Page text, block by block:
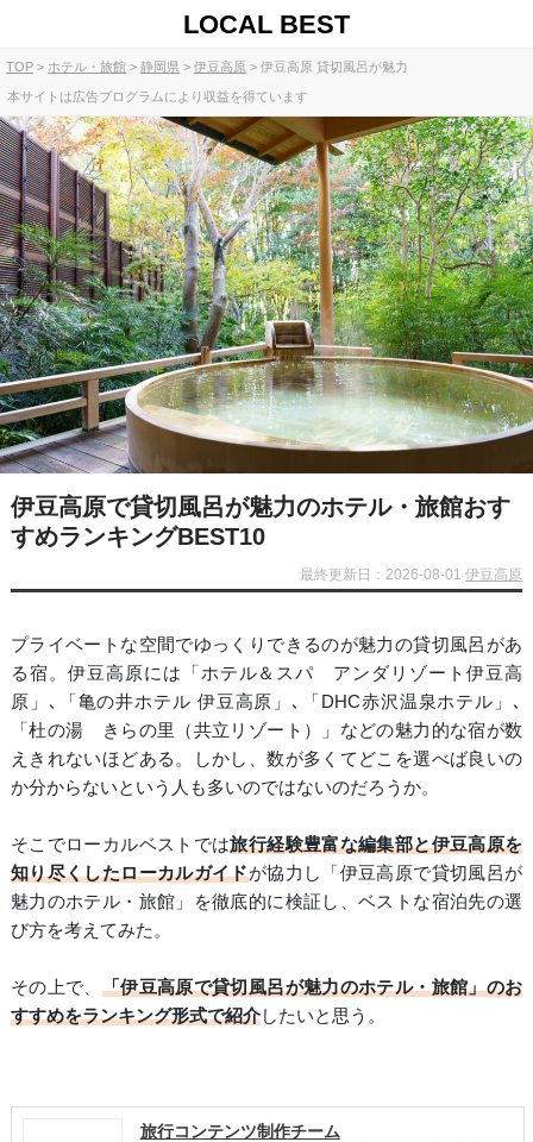
LOCAL BEST
TOP ホテル・旅館 静岡県 伊豆高原 伊豆高原 貸切風呂が魅力
本サイトは広告プログラムにより収益を得ています
伊豆高原で貸切風呂が魅力のホテル・旅館おす
すめランキングBEST10
最終更新日：2026-08-01伊豆高原
プライベートな空間でゆっくりできるのが魅力の貸切風呂があ
る宿。伊豆高原には「ホテル＆スパ アンダリゾート伊豆高
原」､「亀の井ホテル 伊豆高原」､「DHC赤沢温泉ホテル」､
「杜の湯 きらの里（共立リゾート）」などの魅力的な宿が数
えきれないほどある。しかし、数が多くてどこを選べば良いの
か分からないという人も多いのではないのだろうか。
そこでローカルベストでは旅行経験豊富な編集部と伊豆高原を
知り尽くしたローカルガイドが協力し「伊豆高原で貸切風呂が
魅力のホテル・旅館」を徹底的に検証し、ベストな宿泊先の選
び方を考えてみた。
その上で、 「伊豆高原で貸切風呂が魅力のホテル・旅館」のお
すすめをランキング形式で紹介したいと思う。
旅行コンテンツ制作チーム